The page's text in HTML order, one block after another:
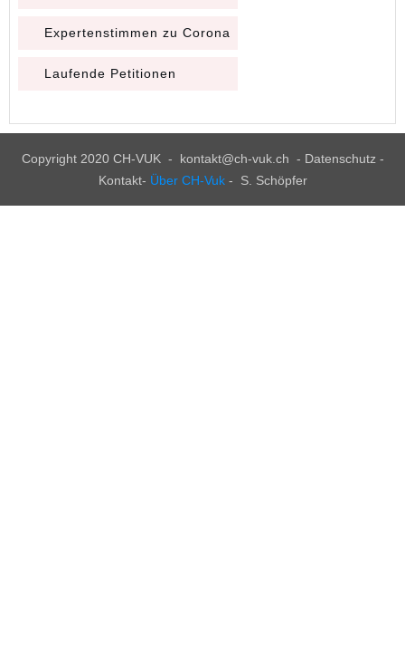
Expertenstimmen zu Corona
Laufende Petitionen
Copyright 2020 CH-VUK- kontakt@ch-vuk.ch - Datenschutz -
Kontakt- Über CH-Vuk- S. Schöpfer